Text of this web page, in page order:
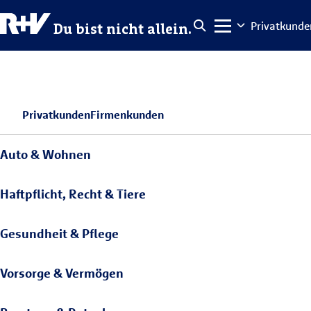
Du bist nicht allein.
PrivatkundenFirmenkunden
Auto & Wohnen
Haftpflicht, Recht & Tiere
Gesundheit & Pflege
Vorsorge & Vermögen